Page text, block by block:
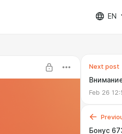
EN
Next post
Feb 26
Бонус